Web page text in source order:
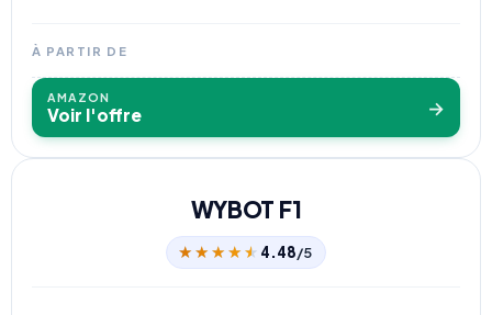
WYBOT F1
★★★★★
★★★★★ 4.48/5
À PARTIR DE
AMAZON
Voir l'offre →